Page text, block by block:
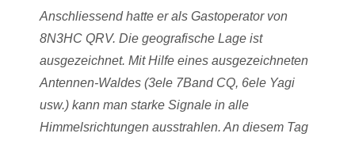
Anschliessend hatte er als Gastoperator von
8N3HC QRV. Die geografische Lage ist
ausgezeichnet. Mit Hilfe eines ausgezeichneten
Antennen-Waldes (3ele 7Band CQ, 6ele Yagi
usw.) kann man starke Signale in alle
Himmelsrichtungen ausstrahlen. An diesem Tag